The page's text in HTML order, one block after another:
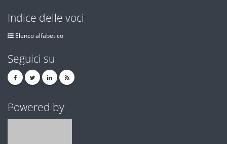
Indice delle voci
Elenco alfabetico
Seguici su
Powered by